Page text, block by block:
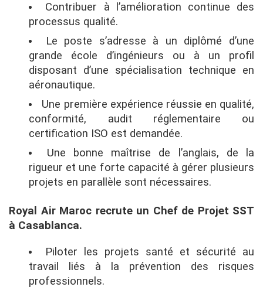
Contribuer à l’amélioration continue des
processus qualité.
Le poste s’adresse à un diplômé d’une
grande école d’ingénieurs ou à un profil
disposant d’une spécialisation technique en
aéronautique.
Une première expérience réussie en qualité,
conformité, audit réglementaire ou
certification ISO est demandée.
Une bonne maîtrise de l’anglais, de la
rigueur et une forte capacité à gérer plusieurs
projets en parallèle sont nécessaires.
Royal Air Maroc recrute un Chef de Projet SST
à Casablanca.
Piloter les projets santé et sécurité au
travail liés à la prévention des risques
professionnels.